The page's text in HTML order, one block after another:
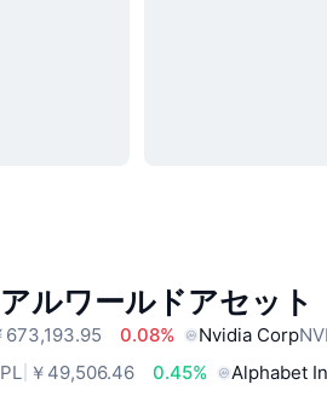
ルワールドアセット
673,193.95 0.08% Nvidia Corp
￥49,506.46 0.45% Alphabet